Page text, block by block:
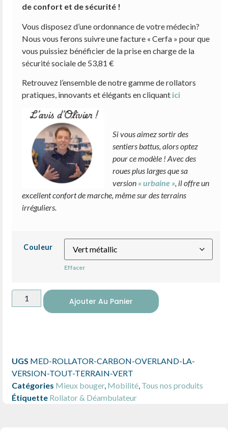
de confort et de sécurité !
Vous disposez d’une ordonnance de votre médecin?
Nous vous ferons suivre une facture « Cerfa » pour que
vous puissiez bénéficier de la prise en charge de la
sécurité sociale de 53,81 €
Retrouvez l’ensemble de notre gamme de rollators
pratiques, innovants et élégants en cliquant ici
Si vous aimez sortir des
sentiers battus, alors optez
pour ce modèle ! Avec des
roues plus larges que sa
version « urbaine » , il offre un
excellent confort de marche, même sur des terrains
irréguliers.
Couleur
Effacer
Ajouter Au Panier
UGS MED-ROLLATOR-CARBON-OVERLAND-LA-
VERSION-TOUT-TERRAIN-VERT
Catégories Mieux bouger, Mobilité, Tous nos produits
Étiquette Rollator & Déambulateur